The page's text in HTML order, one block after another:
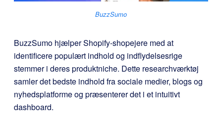
BuzzSumo
BuzzSumo hjælper Shopify-shopejere med at
identificere populært indhold og indflydelsesrige
stemmer i deres produktniche. Dette researchværktøj
samler det bedste indhold fra sociale medier, blogs og
nyhedsplatforme og præsenterer det i et intuitivt
dashboard.